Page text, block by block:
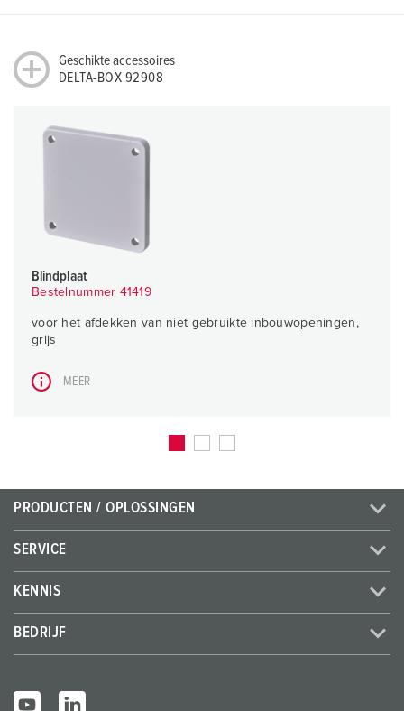
Geschikte accessoires
DELTA-BOX 92908
Blindplaat
Bestelnummer 41419
voor het afdekken van niet gebruikte inbouwopeningen,
grijs
MEER
PRODUCTEN / OPLOSSINGEN
SERVICE
KENNIS
BEDRIJF